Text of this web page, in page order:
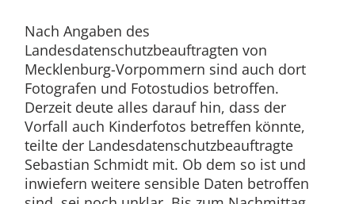
Nach Angaben des
Landesdatenschutzbeauftragten von
Mecklenburg-Vorpommern sind auch dort
Fotografen und Fotostudios betroffen.
Derzeit deute alles darauf hin, dass der
Vorfall auch Kinderfotos betreffen könnte,
teilte der Landesdatenschutzbeauftragte
Sebastian Schmidt mit. Ob dem so ist und
inwiefern weitere sensible Daten betroffen